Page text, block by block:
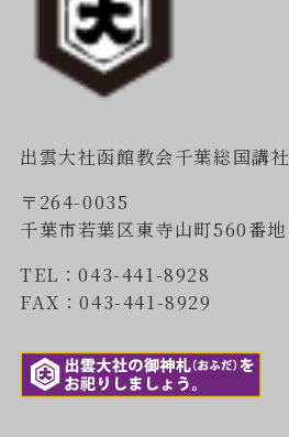
出雲大社函館教会千葉総国講社
〒264-0035
千葉市若葉区東寺山町560番地
TEL：043-441-8928
FAX：043-441-8929